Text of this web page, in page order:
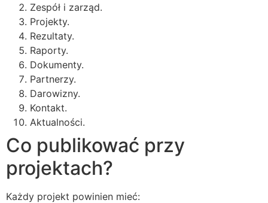
Zespół i zarząd.
Projekty.
Rezultaty.
Raporty.
Dokumenty.
Partnerzy.
Darowizny.
Kontakt.
Aktualności.
Co publikować przy
projektach?
Każdy projekt powinien mieć: